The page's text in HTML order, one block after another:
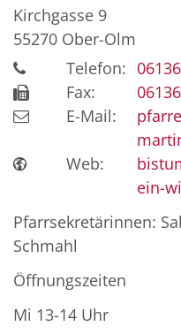
Kirchgasse 9
55270 Ober-Olm
Telefon:
Fax:
E-Mail:
Web:
ein-
Pfarrsekretärinnen:
Schmahl
Öffnungszeiten
Mi 13-14 Uhr